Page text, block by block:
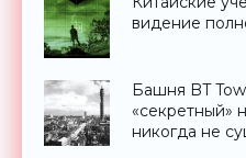
видение
Башня BT
«секретный»
никогда не